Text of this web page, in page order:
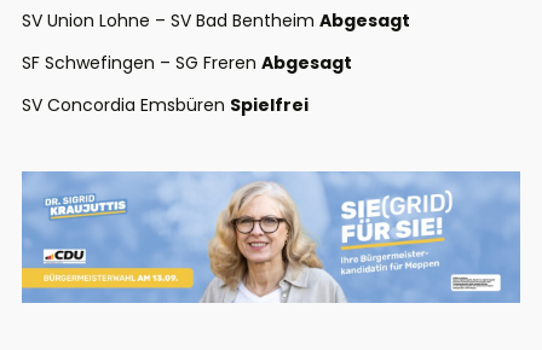
SV Union Lohne – SV Bad Bentheim Abgesagt
SF Schwefingen – SG Freren Abgesagt
SV Concordia Emsbüren Spielfrei